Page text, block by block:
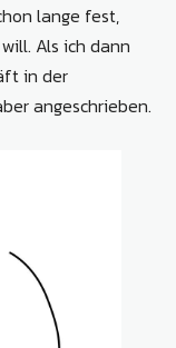
lange fest,
Als ich dann
in der
angeschrieben.